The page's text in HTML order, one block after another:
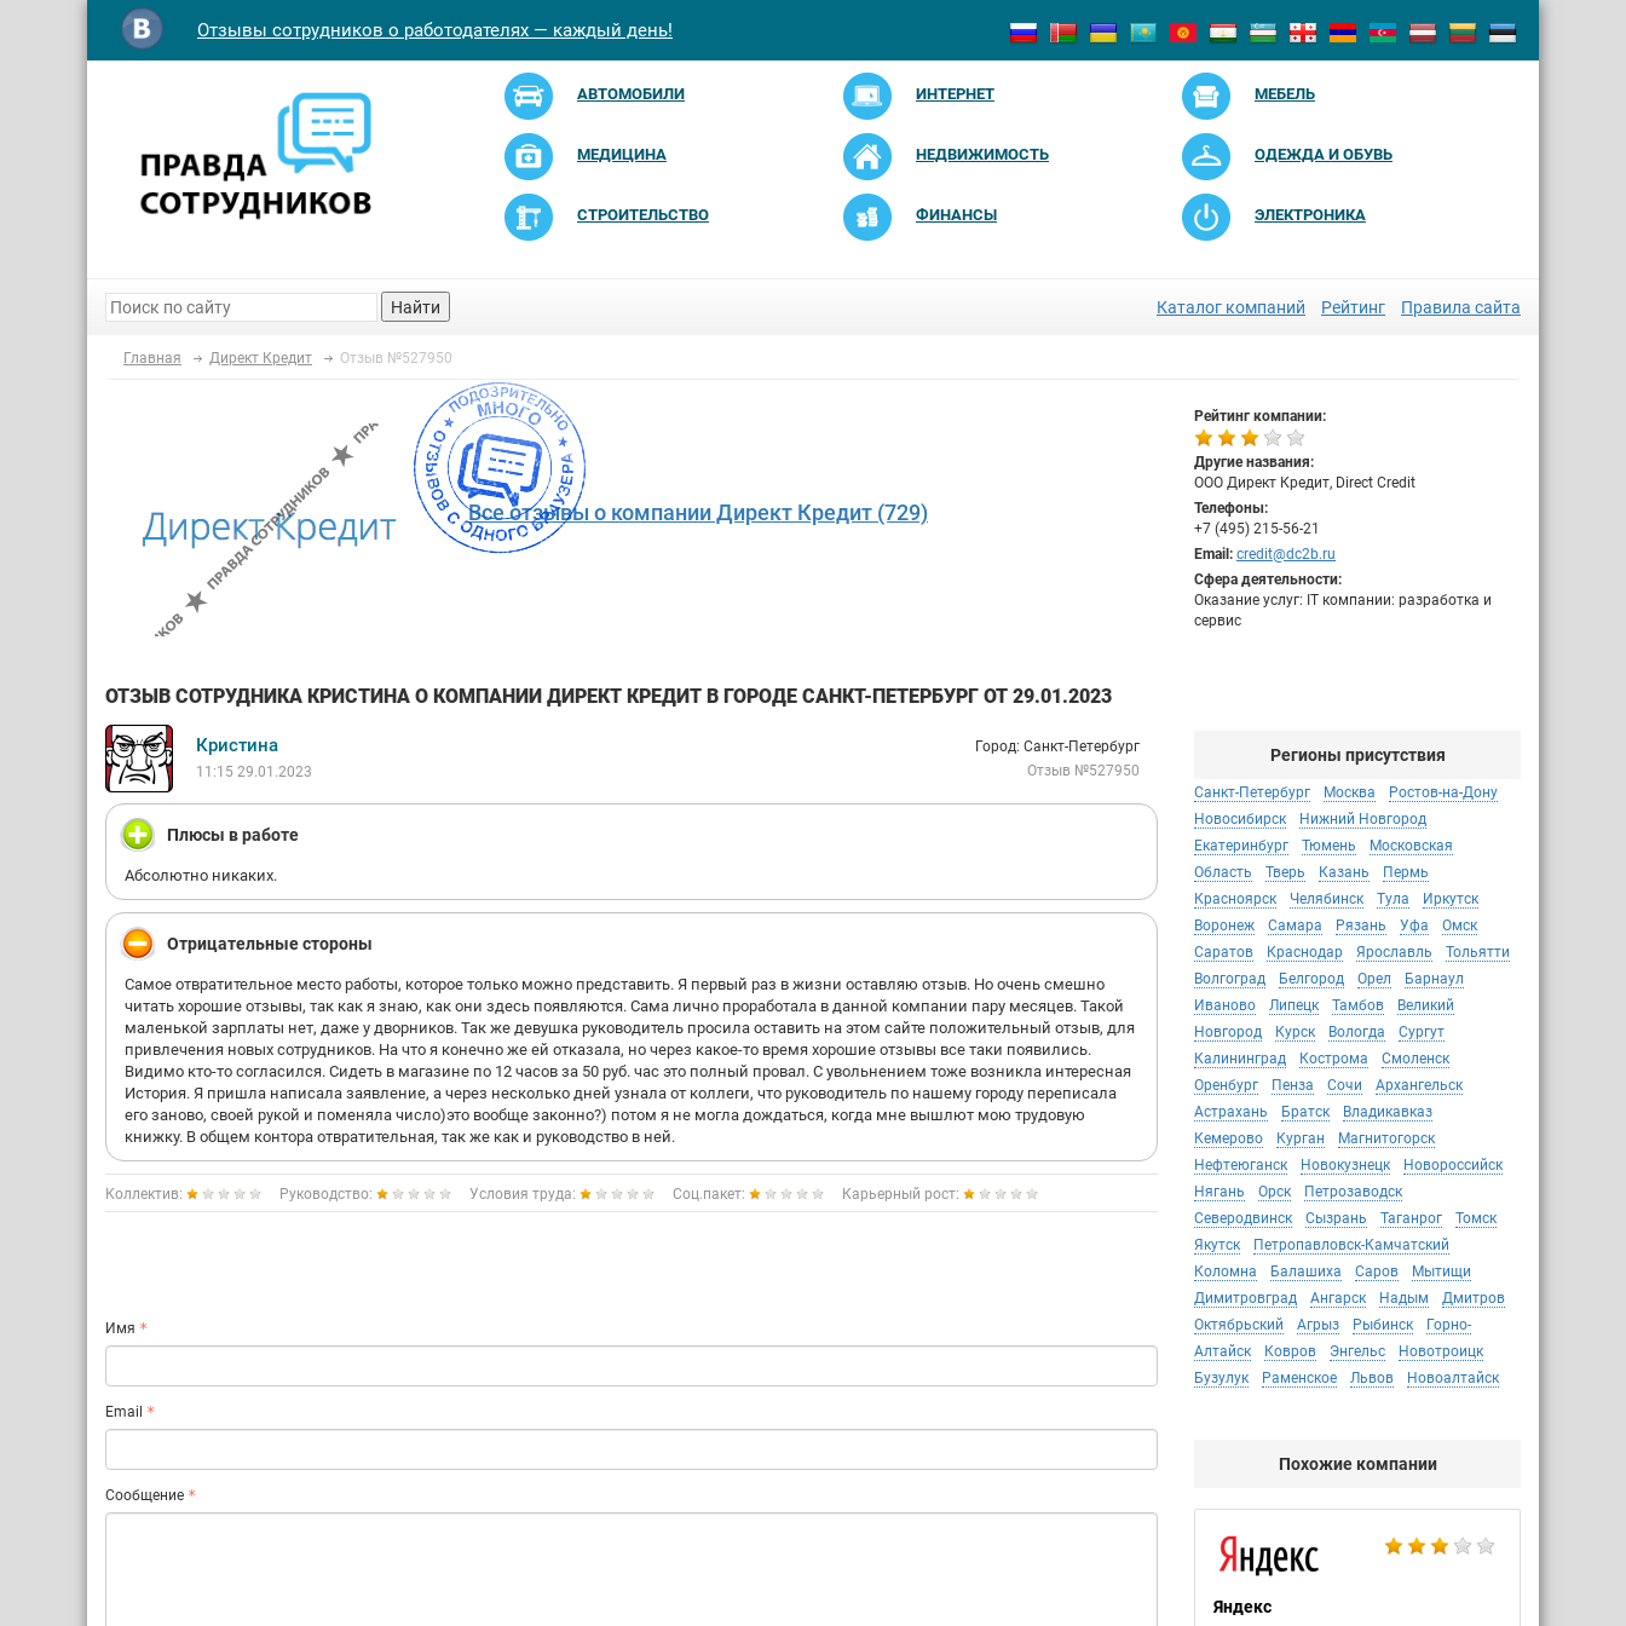
Отзывы сотрудников о работодателях — каждый день!
АВТОМОБИЛИ ИНТЕРНЕТ МЕБЕЛЬ
МЕДИЦИНА НЕДВИЖИМОСТЬ ОДЕЖДА И ОБУВЬ
СТРОИТЕЛЬСТВО ФИНАНСЫ ЭЛЕКТРОНИКА
Найти Каталог компаний Рейтинг Правила сайта
Главная Директ Кредит Отзыв №527950
Все отзывы о компании Директ Кредит (729)
Рейтинг компании:
Другие названия:
ООО Директ Кредит, Direct Credit
Телефоны:
+7 (495) 215-56-21
Email: credit@dc2b.ru
Сфера деятельности:
Оказание услуг: IT компании: разработка и
сервис
ОТЗЫВ СОТРУДНИКА КРИСТИНА О КОМПАНИИ ДИРЕКТ КРЕДИТ В ГОРОДЕ САНКТ-ПЕТЕРБУРГ ОТ 29.01.2023
Кристина
11:15 29.01.2023
Город: Санкт-Петербург
Отзыв №527950
Плюсы в работе
Абсолютно никаких.
Отрицательные стороны
Самое отвратительное место работы, которое только можно представить. Я первый раз в жизни оставляю отзыв. Но очень смешно
читать хорошие отзывы, так как я знаю, как они здесь появляются. Сама лично проработала в данной компании пару месяцев. Такой
маленькой зарплаты нет, даже у дворников. Так же девушка руководитель просила оставить на этом сайте положительный отзыв, для
привлечения новых сотрудников. На что я конечно же ей отказала, но через какое-то время хорошие отзывы все таки появились.
Видимо кто-то согласился. Сидеть в магазине по 12 часов за 50 руб. час это полный провал. С увольнением тоже возникла интересная
История. Я пришла написала заявление, а через несколько дней узнала от коллеги, что руководитель по нашему городу переписала
его заново, своей рукой и поменяла число)это вообще законно?) потом я не могла дождаться, когда мне вышлют мою трудовую
книжку. В общем контора отвратительная, так же как и руководство в ней.
Коллектив: Руководство: Условия труда: Соц.пакет: Карьерный рост:
Имя
Email
Сообщение
Регионы присутствия
Санкт-Петербург Москва
Ростов-на-Дону
Новосибирск
Нижний Новгород
Екатеринбург
Тюмень
Московская
Область
Тверь Казань
Пермь
Красноярск
Челябинск Тула
Иркутск
Воронеж
Самара Рязань Уфа
Омск
Саратов
Краснодар Ярославль
Тольятти
Волгоград
Белгород Орел
Барнаул
Иваново
Липецк Тамбов
Великий
Новгород
Курск Вологда
Сургут
Калининград
Кострома
Смоленск
Оренбург
Пенза Сочи
Архангельск
Астрахань
Братск
Владикавказ
Кемерово
Курган
Магнитогорск
Нефтеюганск
Новокузнецк
Новороссийск
Нягань
Орск
Петрозаводск
Северодвинск
Сызрань Таганрог
Томск
Якутск
Петропавловск-Камчатский
Коломна
Балашиха Саров
Мытищи
Димитровград
Ангарск Надым
Дмитров
Октябрьский
Агрыз Рыбинск
Горно-
Алтайск
Ковров Энгельс
Новотроицк
Бузулук
Раменское Львов Новоалтайск
Похожие компании
Яндекс